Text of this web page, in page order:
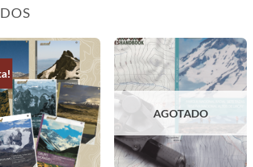
AGOTADO